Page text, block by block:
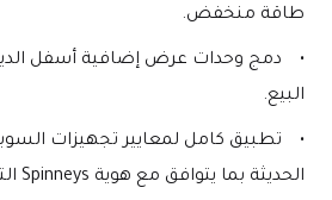
طاقة منخفض.
البيع.
الحديثة بما يتوافق مع هوية Spinneys التجارية.